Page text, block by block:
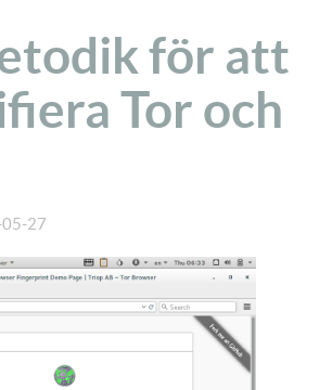
för att
Tor och
27